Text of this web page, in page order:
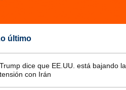
último
dice que EE.UU. está bajando la
con Irán